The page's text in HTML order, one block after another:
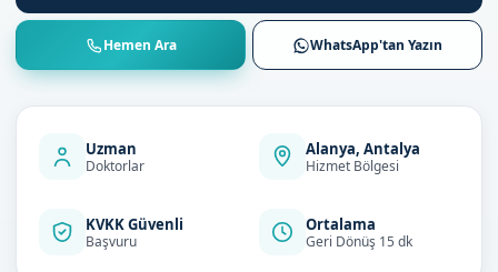
Hemen Ara WhatsApp'tan Yazın
Uzman
Doktorlar
Alanya, Antalya
Hizmet Bölgesi
KVKK Güvenli
Başvuru
Ortalama
Geri Dönüş 15 dk